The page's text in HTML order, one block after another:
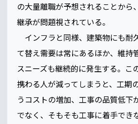
の大量離職が予想されることから
継承が問題視されている。
インフラと同様、建築物にも耐
て替え需要は常にあるほか、維持
スニーズも継続的に発生する。こ
携わる人が減ってしまうと、工期
うコストの増加、工事の品質低下
でなく、そもそも工事に着手でき